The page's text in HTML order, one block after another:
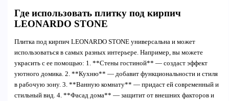
Где использовать плитку под кирпич
LEONARDO STONE
Плитка под кирпич LEONARDO STONE универсальна и может
использоваться в самых разных интерьере. Например, вы можете
украсить с ее помощью: 1. **Стены гостиной** — создаст эффект
уютного домика. 2. **Кухню** — добавит функциональности и стиля
в рабочую зону. 3. **Ванную комнату** — придаст ей современный и
стильный вид. 4. **Фасад дома** — защитит от внешних факторов и